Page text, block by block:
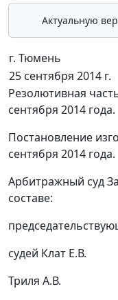
Актуальную
г. Тюмень
25 сентября 2014 г.
Резолютивная
сентября 2014 года.
Постановление
сентября 2014 года.
Арбитражный суд
составе:
судей Клат Е.В.
Триля А.В.